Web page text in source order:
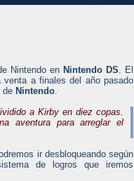
Nintendo en Nintendo DS. El
a finales del año pasado
de Nintendo.
a Kirby en diez copas.
aventura para arreglar el
ir desbloqueando según
de logros que iremos